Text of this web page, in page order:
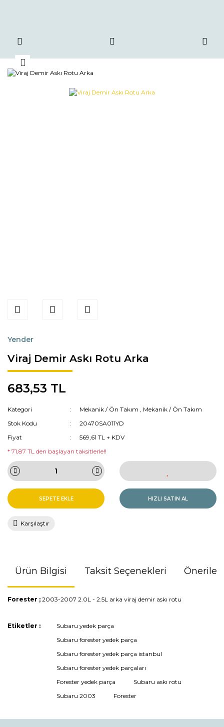
Yender
Viraj Demir Askı Rotu Arka
683,53 TL
Kategori Mekanik / Ön Takım , Mekanik / Ön Takım
Stok Kodu
20470SA011YD
Fiyat
569,61 TL + KDV
* 71,87 TL den başlayan taksitlerle!!
SEPETE EKLE HIZLI SATIN AL
Karşılaştır
Ürün Bilgisi Taksit Seçenekleri
Forester ; 2003-2007 2.0L - 2.5L arka viraj demir askı rotu
Bu ürünün fiyat bilgisi, resim, ürün açıklamalarında ve diğer
kullanarak tarafımıza iletebilirsiniz.
Görüş ve önerileriniz için teşekkür ederiz.
Ürün fiyatı diğer sitelerden daha pahalı.
Etiketler :
Subaru yedek parça
Subaru forester yedek parça
Subaru forester yedek parça istanbul
Subaru forester yedek parçaları
Forester yedek parça
Subaru askı rotu
Subaru 2003
Forester